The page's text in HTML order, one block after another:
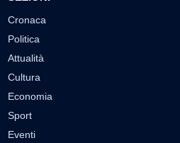
Cronaca
Politica
Attualità
Cultura
Economia
Sport
Eventi